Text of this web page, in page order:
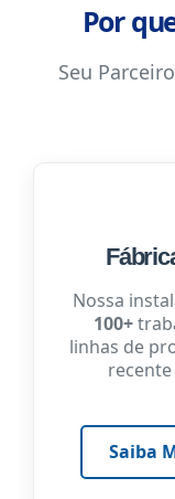
Por
Seu
Nossa
100+
linhas de
Saiba